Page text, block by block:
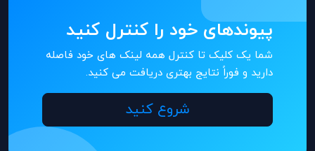
پیوندهای خود را کنترل کنید
شما یک کلیک تا کنترل همه لینک های خود فاصله
دارید و فوراً نتایج بهتری دریافت می کنید.
شروع کنید